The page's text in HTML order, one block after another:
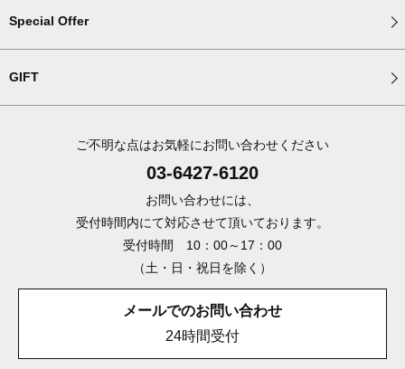
Special Offer
GIFT
ご不明な点はお気軽にお問い合わせください
03-6427-6120
お問い合わせには、
受付時間内にて対応させて頂いております。
受付時間 10：00～17：00
（土・日・祝日を除く）
メールでのお問い合わせ
24時間受付